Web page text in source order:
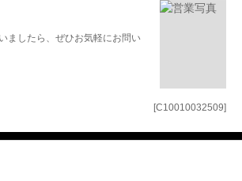
[C10010032509]
ましたら、ぜひお気軽にお問い